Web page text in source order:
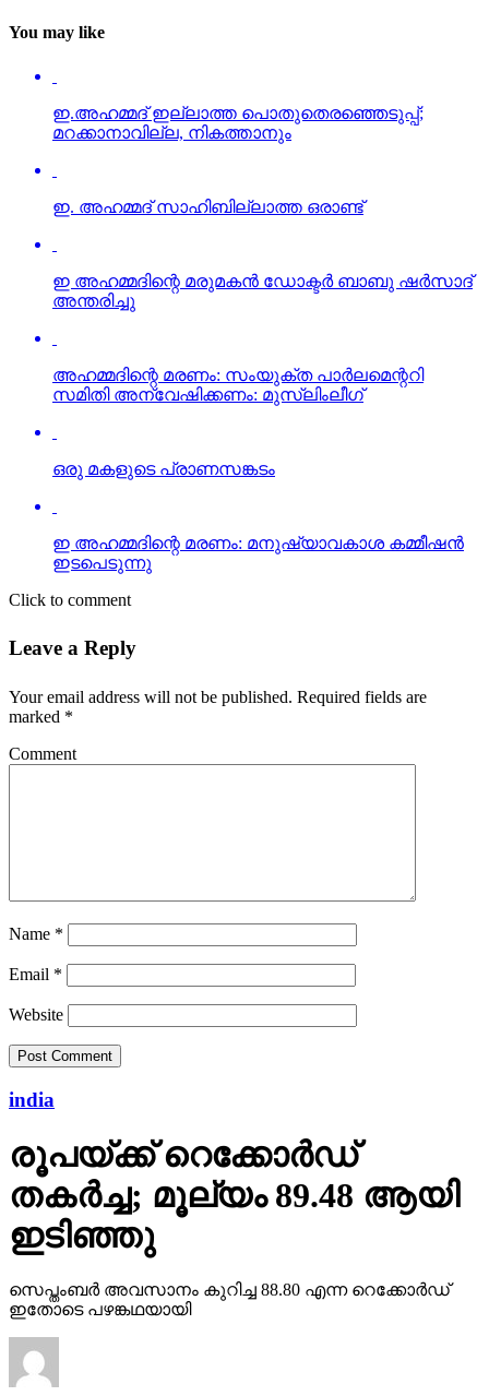
You may like
ഇ.അഹമ്മദ് ഇല്ലാത്ത പൊതുതെരഞ്ഞെടുപ്പ്;
മറക്കാനാവില്ല, നികത്താനും
ഇ. അഹമ്മദ് സാഹിബില്ലാത്ത ഒരാണ്ട്
ഇ അഹമ്മദിന്റെ മരുമകന്‍ ഡോക്ടര്‍ ബാബു ഷര്‍സാദ്
അന്തരിച്ചു
അഹമ്മദിന്റെ മരണം: സംയുക്ത പാര്‍ലമെന്ററി
സമിതി അന്വേഷിക്കണം: മുസ്‌ലിംലീഗ്
ഒരു മകളുടെ പ്രാണസങ്കടം
ഇ അഹമ്മദിന്റെ മരണം: മനുഷ്യാവകാശ കമ്മീഷന്‍
ഇടപെടുന്നു
Click to comment
Leave a Reply
Your email address will not be published. Required fields are
marked *
Comment
Name *
Email *
Website
india
രൂപയ്ക്ക് റെക്കോര്‍ഡ്
തകര്‍ച്ച; മൂല്യം 89.48 ആയി
ഇടിഞ്ഞു
സെപ്തംബര്‍ അവസാനം കുറിച്ച 88.80 എന്ന റെക്കോര്‍ഡ്
ഇതോടെ പഴങ്കഥയായി